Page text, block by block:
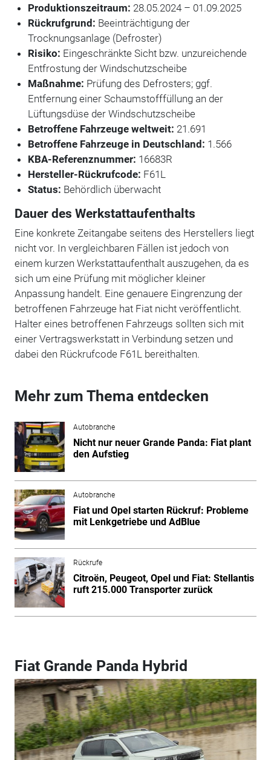
Produktionszeitraum: 28.05.2024 – 01.09.2025
Rückrufgrund: Beeinträchtigung der
Trocknungsanlage (Defroster)
Risiko: Eingeschränkte Sicht bzw. unzureichende
Entfrostung der Windschutzscheibe
Maßnahme: Prüfung des Defrosters; ggf.
Entfernung einer Schaumstofffüllung an der
Lüftungsdüse der Windschutzscheibe
Betroffene Fahrzeuge weltweit: 21.691
Betroffene Fahrzeuge in Deutschland: 1.566
KBA-Referenznummer: 16683R
Hersteller-Rückrufcode: F61L
Status: Behördlich überwacht
Dauer des Werkstattaufenthalts
Eine konkrete Zeitangabe seitens des Herstellers liegt
nicht vor. In vergleichbaren Fällen ist jedoch von
einem kurzen Werkstattaufenthalt auszugehen, da es
sich um eine Prüfung mit möglicher kleiner
Anpassung handelt. Eine genauere Eingrenzung der
betroffenen Fahrzeuge hat Fiat nicht veröffentlicht.
Halter eines betroffenen Fahrzeugs sollten sich mit
einer Vertragswerkstatt in Verbindung setzen und
dabei den Rückrufcode F61L bereithalten.
Mehr zum Thema entdecken
Autobranche
Nicht nur neuer Grande Panda: Fiat plant
den Aufstieg
Autobranche
Fiat und Opel starten Rückruf: Probleme
mit Lenkgetriebe und AdBlue
Rückrufe
Citroën, Peugeot, Opel und Fiat: Stellantis
ruft 215.000 Transporter zurück
Fiat Grande Panda Hybrid